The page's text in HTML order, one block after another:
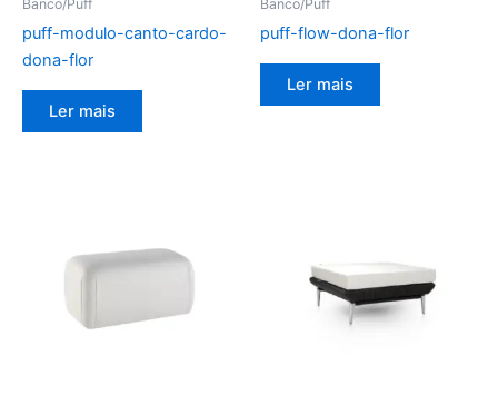
Banco/Puff
puff-modulo-canto-cardo-
dona-flor
Ler mais
Banco/Puff
puff-flow-dona-flor
Ler mais